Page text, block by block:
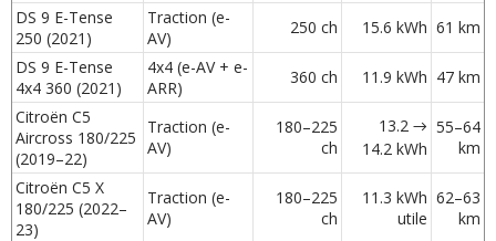
DS 9 E-Tense
250 (2021)
Traction (e-
AV)
250 ch 15.6 kWh 61 km
DS 9 E-Tense
4x4 360 (2021)
4x4 (e-AV + e-
ARR)
360 ch 11.9 kWh 47 km
Citroën C5
Aircross 180/225
(2019–22)
Traction (e-
AV)
180–225
ch
13.2 →
14.2 kWh
55–64
km
Citroën C5 X
180/225 (2022–
23)
Traction (e-
AV)
180–225
ch
11.3 kWh
utile
62–63
km